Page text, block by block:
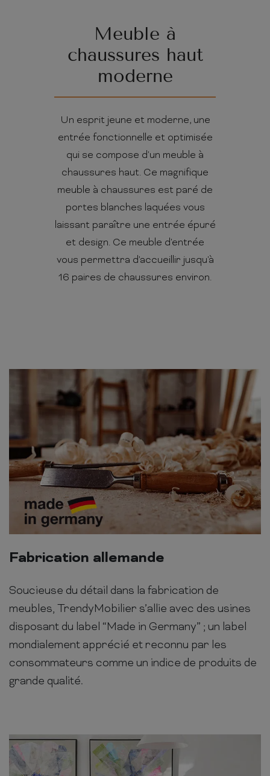
Meuble à
chaussures haut
moderne
Un esprit jeune et moderne, une
entrée fonctionnelle et optimisée
qui se compose d'un meuble à
chaussures haut. Ce magnifique
meuble à chaussures est paré de
portes blanches laquées vous
laissant paraître une entrée épuré
et design. Ce meuble d'entrée
vous permettra d'accueillir jusqu'à
16 paires de chaussures environ.
Fabrication allemande
Soucieuse du détail dans la fabrication de
meubles, TrendyMobilier s’allie avec des usines
disposant du label “Made in Germany” ; un label
mondialement apprécié et reconnu par les
consommateurs comme un indice de produits de
grande qualité.